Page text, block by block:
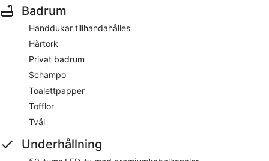
Badrum
Handdukar tillhandahålles
Hårtork
Privat badrum
Schampo
Toalettpapper
Tofflor
Tvål
Underhållning